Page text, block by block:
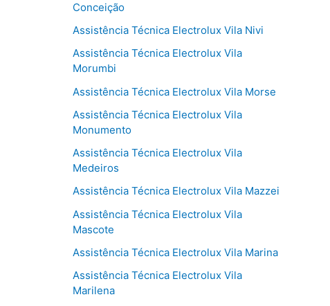
Conceição
Assistência Técnica Electrolux Vila Nivi
Assistência Técnica Electrolux Vila
Morumbi
Assistência Técnica Electrolux Vila Morse
Assistência Técnica Electrolux Vila
Monumento
Assistência Técnica Electrolux Vila
Medeiros
Assistência Técnica Electrolux Vila Mazzei
Assistência Técnica Electrolux Vila
Mascote
Assistência Técnica Electrolux Vila Marina
Assistência Técnica Electrolux Vila
Marilena